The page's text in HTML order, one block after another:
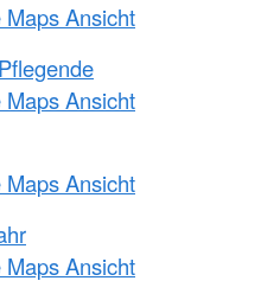
Ansicht
Ansicht
Ansicht
Ansicht